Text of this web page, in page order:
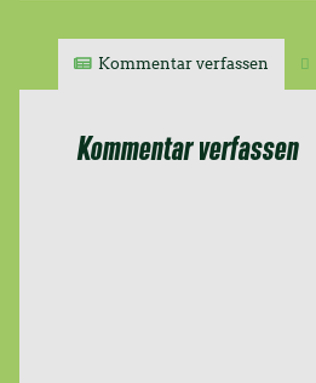
Kommentar verfassen
Kommentar verfassen